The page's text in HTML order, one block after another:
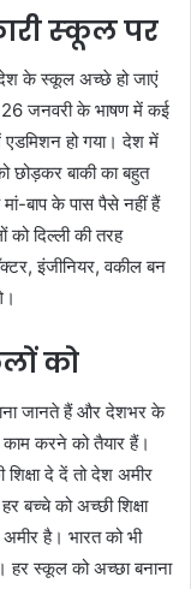
स्‍कूल पर
देश के स्कूल अच्छे हो जाएं
26 जनवरी के भाषण में कई
एडमिशन हो गया। देश में
छोड़कर बाकी का बहुत
बाप के पास पैसे नहीं हैं
दिल्ली की तरह
इंजीनियर, वकील बन
को
जानते हैं और देशभर के
करने को तैयार हैं।
दे दें तो देश अमीर
बच्चे को अच्छी शिक्षा
अमीर है। भारत को भी
हर स्कूल को अच्छा बनाना